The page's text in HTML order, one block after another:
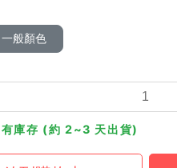
般顏色
有庫存 (約 2~3 天出貨)